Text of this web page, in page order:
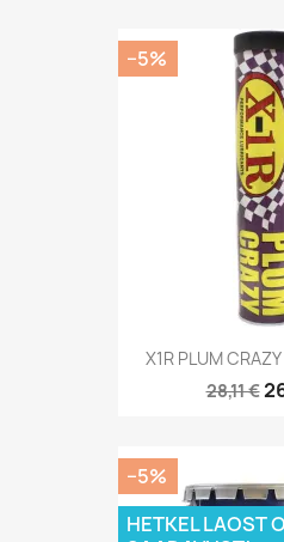
X1R PLUM
28,11 €
−5%
−5%
HETKEL LAOST